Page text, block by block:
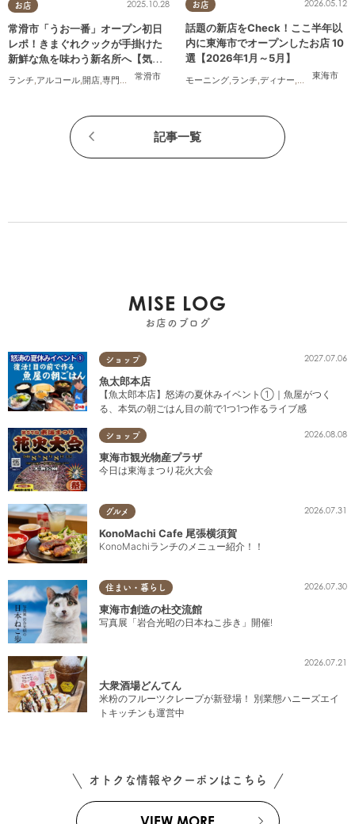
お店
常滑市
2025.10.28
常滑市「うお一番」オープン初日
レポ！きまぐれクックが手掛けた
新鮮な魚を味わう新名所へ【気に
なるリサーチ#31】
ランチ,アルコール,開店,専門店 気になるリサーチ,家族,おひとりさま
お店
東海市
2026.05.12
話題の新店をCheck！ここ半年以
内に東海市でオープンしたお店 10
選【2026年1月～5月】
モーニング ランチ ディナー パン,カフェ
記事一覧
MISE LOG
お店のブログ
ショップ 2027.07.06
魚太郎本店
【魚太郎本店】怒涛の夏休みイベント①｜魚屋がつく
る、本気の朝ごはん目の前で1つ1つ作るライブ感
ショップ 2026.08.08
東海市観光物産プラザ
今日は東海まつり花火大会
グルメ 2026.07.31
KonoMachi Cafe 尾張横須賀
KonoMachiランチのメニュー紹介！！
住まい・暮らし 2026.07.30
東海市創造の杜交流館
写真展「岩合光昭の日本ねこ歩き」開催!
2026.07.21
大衆酒場どんてん
米粉のフルーツクレープが新登場！ 別業態ハニーズエイ
トキッチンも運営中
オトクな情報やクーポンはこちら